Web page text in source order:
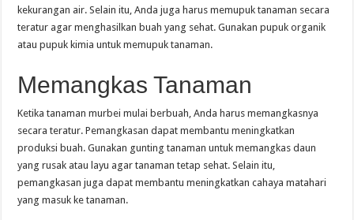
kekurangan air. Selain itu, Anda juga harus memupuk tanaman secara
teratur agar menghasilkan buah yang sehat. Gunakan pupuk organik
atau pupuk kimia untuk memupuk tanaman.
Memangkas Tanaman
Ketika tanaman murbei mulai berbuah, Anda harus memangkasnya
secara teratur. Pemangkasan dapat membantu meningkatkan
produksi buah. Gunakan gunting tanaman untuk memangkas daun
yang rusak atau layu agar tanaman tetap sehat. Selain itu,
pemangkasan juga dapat membantu meningkatkan cahaya matahari
yang masuk ke tanaman.